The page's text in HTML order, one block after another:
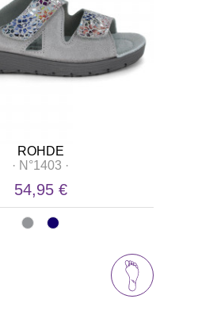
ROHDE
· N°1403 ·
54,95 €